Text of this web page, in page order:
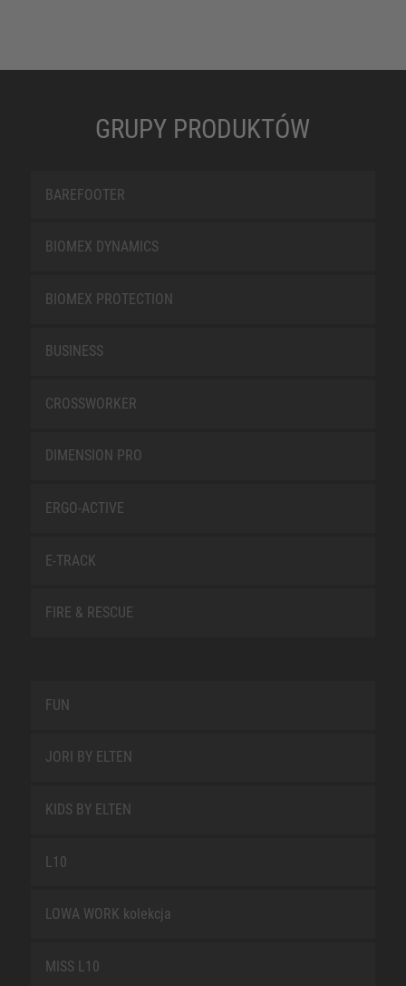
GRUPY PRODUKTÓW
BAREFOOTER
BIOMEX DYNAMICS
BIOMEX PROTECTION
BUSINESS
CROSSWORKER
DIMENSION PRO
ERGO-ACTIVE
E-TRACK
FIRE & RESCUE
FUN
JORI BY ELTEN
KIDS BY ELTEN
L10
LOWA WORK kolekcja
MISS L10